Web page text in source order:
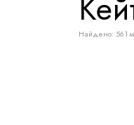
Найдено: 561